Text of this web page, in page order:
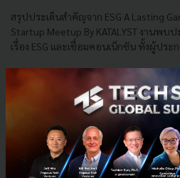
สรุปประเด็นสำคัญจาก ESG A Lasting
Startup Meetup By KATALYST งานพบ
เรื่อง ESG และเชื่อมคอนเน็กชัน ทั้งผู้ประ
กรกฎาคม 31, 2023 | By
kbank funding ระดมทุน